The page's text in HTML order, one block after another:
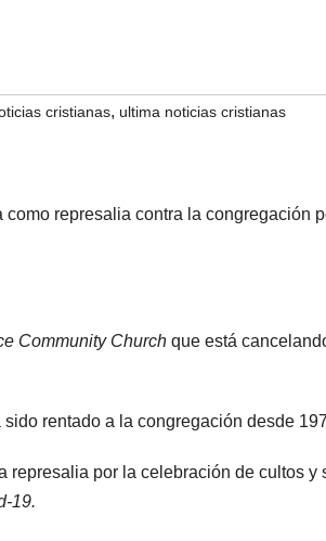
cristianas, ultima noticias cristianas
represalia contra la congregación
Community Church que está
rentado a la congregación desde
represalia por la celebración de cultos y
19.